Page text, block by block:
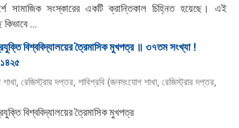
সামাজিক সংস্কারের একটি ক্রান্তিকাল চিহ্নিত হয়েছে। এই
...
বিশ্ববিদ্যালয়ের ত্রৈমাসিক মুখপত্র ॥ ৩৭তম সংখ্যা !
১৪২৫
রেজিস্ট্রার দপ্তর, শাবিপ্রবি (জনসংযোগ শাখা, রেজিস্ট্রার দপ্তর,
বিশ্ববিদ্যালয়ের ত্রৈমাসিক মুখপত্র